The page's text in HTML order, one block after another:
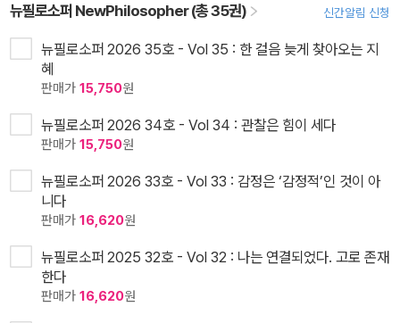
뉴필로소퍼 NewPhilosopher (총 35권) 신간알림 신청
뉴필로소퍼 2026 35호 - Vol 35 : 한 걸음 늦게 찾아오는 지
혜
판매가 15,750원
뉴필로소퍼 2026 34호 - Vol 34 : 관찰은 힘이 세다
판매가 15,750원
뉴필로소퍼 2026 33호 - Vol 33 : 감정은 ‘감정적’인 것이 아
니다
판매가 16,620원
뉴필로소퍼 2025 32호 - Vol 32 : 나는 연결되었다. 고로 존재
한다
판매가 16,620원